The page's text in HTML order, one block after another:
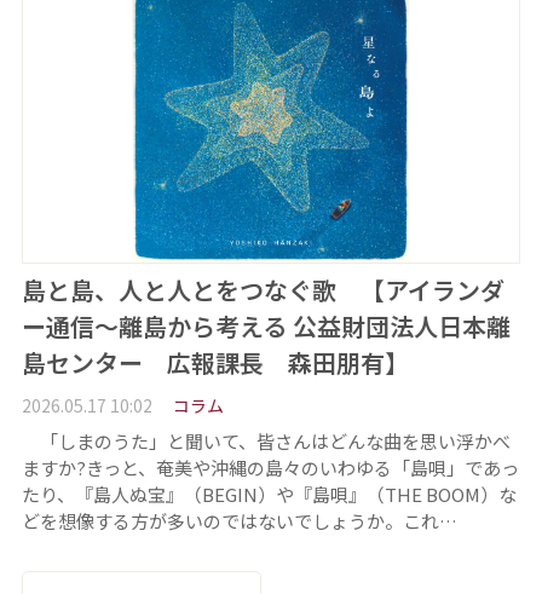
島と島、人と人とをつなぐ歌 【アイランダ
ー通信〜離島から考える 公益財団法人日本離
島センター 広報課長 森田朋有】
2026.05.17 10:02 コラム
「しまのうた」と聞いて、皆さんはどんな曲を思い浮かべ
ますか?きっと、奄美や沖縄の島々のいわゆる「島唄」であっ
たり、『島人ぬ宝』（BEGIN）や『島唄』（THE BOOM）な
どを想像する方が多いのではないでしょうか。これ…